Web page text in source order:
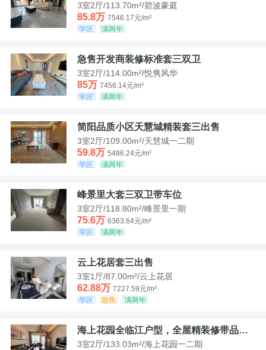
3室2厅/113.70m²/碧波豪庭
85.8万 7546.17元/m²
学区
满两年
急售开发商装修标准套三双卫
3室2厅/114.00m²/悦隽风华
85万 7456.14元/m²
学区
满两年
简阳品质小区天慧城精装套三出售
3室2厅/109.00m²/天慧城一二期
59.8万 5486.24元/m²
学区
满两年
峰景里大套三双卫带车位
3室2厅/118.80m²/峰景里一期
75.6万 6363.64元/m²
学区
满两年
云上花居套三出售
3室1厅/87.00m²/云上花居
62.88万 7227.59元/m²
学区
急售 满两年
海上花园全临江户型，全屋精装修带品牌家具家电，诚意出售！
3室2厅/133.03m²/海上花园一二期